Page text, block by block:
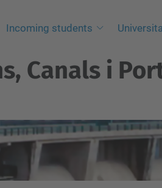
Incoming students
Canals i